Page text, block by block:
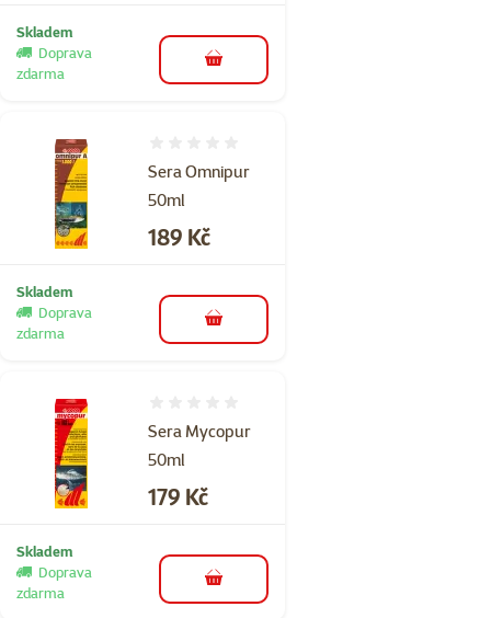
Skladem
Doprava
zdarma
do košíku
Sera Omnipur
50ml
Cena
189 Kč
Skladem
Doprava
zdarma
do košíku
Sera Mycopur
50ml
Cena
179 Kč
Skladem
Doprava
zdarma
do košíku